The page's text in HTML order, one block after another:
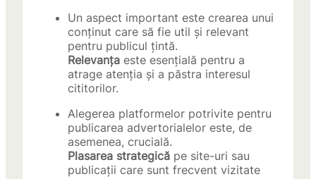
Un aspect important este crearea unui
conținut care să fie util și relevant
pentru publicul țintă.
Relevanța este esențială pentru a
atrage atenția și a păstra interesul
cititorilor.
Alegerea platformelor potrivite pentru
publicarea advertorialelor este, de
asemenea, crucială.
Plasarea strategică pe site-uri sau
publicații care sunt frecvent vizitate